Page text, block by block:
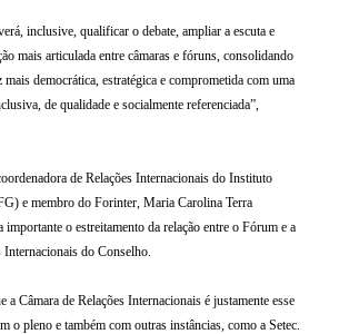
inclusive, qualificar o debate, ampliar a escuta e
mais articulada entre câmaras e fóruns, consolidando
mais democrática, estratégica e comprometida com uma
de qualidade e socialmente referenciada”,
de Relações Internacionais do Instituto
e membro do Forinter, Maria Carolina Terra
importante o estreitamento da relação entre o Fórum e a
Internacionais do Conselho.
a Câmara de Relações Internacionais é justamente esse
o pleno e também com outras instâncias, como a Setec.